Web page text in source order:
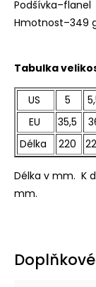
Podšívka–flanel
Hmotnost–349
Tabulka
US 5
EU
35,5
Délka
220
Délka v mm. K
mm.